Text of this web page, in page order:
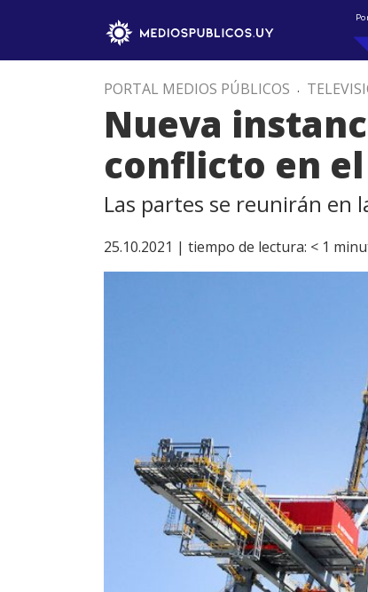
PORTAL MEDIOS PÚBLICOS .
Nueva
conflicto en
Las partes se reunirán en
25.10.2021 | tiempo de lectura: < 1